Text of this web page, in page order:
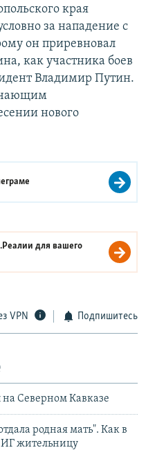
края
за нападение с
он приревновал
как участника боев
Владимир Путин.
нового
для вашего
VPN Подпишитесь
Северном Кавказе
родная мать". Как в
ИГ жительницу